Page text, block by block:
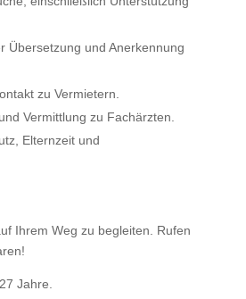
Übersetzung und Anerkennung
zu Vermietern.
Vermittlung zu Fachärzten.
Elternzeit und
Ihrem Weg zu begleiten. Rufen
Jahre.